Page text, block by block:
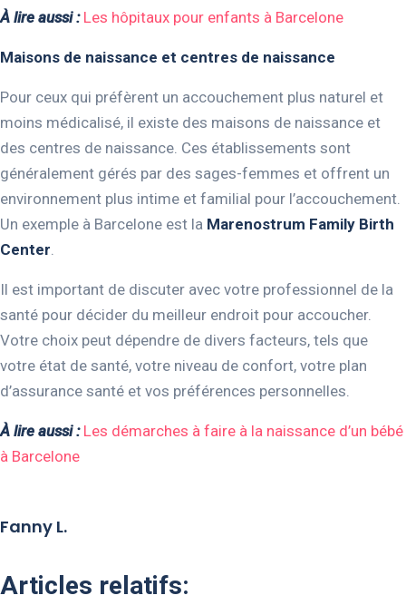
À lire aussi : Les hôpitaux pour enfants à Barcelone
Maisons de naissance et centres de naissance
Pour ceux qui préfèrent un accouchement plus naturel et
moins médicalisé, il existe des maisons de naissance et
des centres de naissance. Ces établissements sont
généralement gérés par des sages-femmes et offrent un
environnement plus intime et familial pour l’accouchement.
Un exemple à Barcelone est la Marenostrum Family Birth
Center
Il est important de discuter avec votre professionnel de la
santé pour décider du meilleur endroit pour accoucher.
Votre choix peut dépendre de divers facteurs, tels que
votre état de santé, votre niveau de confort, votre plan
d’assurance santé et vos préférences personnelles.
À lire aussi : Les démarches à faire à la naissance d’un bébé
à Barcelone
Fanny L.
Articles relatifs: